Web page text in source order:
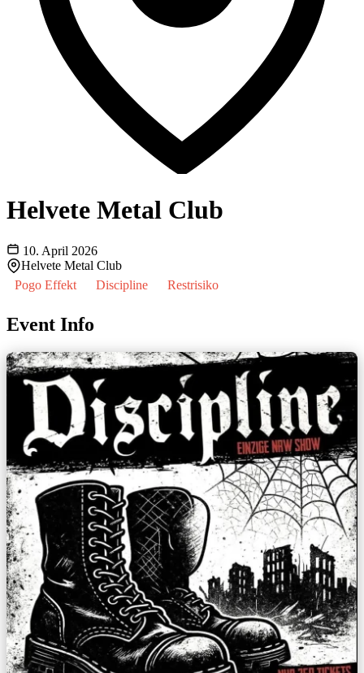
Helvete Metal Club
10. April 2026
Helvete Metal Club
Pogo Effekt
Discipline Restrisiko
Event Info